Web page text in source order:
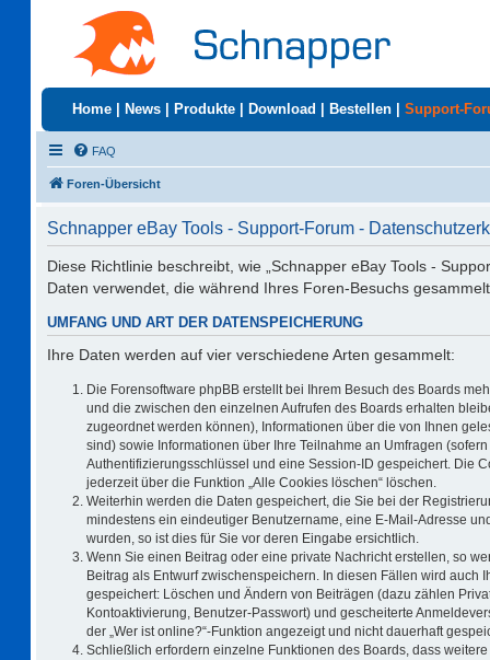
Home News Produkte Download Bestellen Support-
FAQ
Foren-Übersicht
Schnapper eBay Tools - Support-Forum -
Diese Richtlinie beschreibt, wie „Schnapper eBay Tools -
Daten verwendet, die während Ihres Foren-Besuchs
UMFANG UND ART DER DATENSPEICHERUNG
Ihre Daten werden auf vier verschiedene Arten gesammelt:
Die Forensoftware phpBB erstellt bei Ihrem Besuch des Boards
und die zwischen den einzelnen Aufrufen des Boards erhalten
zugeordnet werden können), Informationen über die von Ihnen
sind) sowie Informationen über Ihre Teilnahme an Umfragen
Authentifizierungsschlüssel und eine Session-ID gespeichert. Die
jederzeit über die Funktion „Alle Cookies löschen“ löschen.
Weiterhin werden die Daten gespeichert, die Sie bei der
mindestens ein eindeutiger Benutzername, eine E-Mail-Adresse
wurden, so ist dies für Sie vor deren Eingabe ersichtlich.
Wenn Sie einen Beitrag oder eine private Nachricht erstellen, so
Beitrag als Entwurf zwischenspeichern. In diesen Fällen wird
gespeichert: Löschen und Ändern von Beiträgen (dazu zählen
Kontoaktivierung, Benutzer-Passwort) und gescheiterte
der „Wer ist online?“-Funktion angezeigt und nicht dauerhaft
Schließlich erfordern einzelne Funktionen des Boards, dass